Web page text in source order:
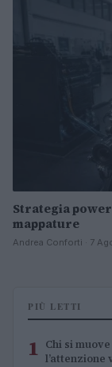
Strategia
mappature
Andrea Conforti · 7
PIÙ LETTI
1 Chi si
l’attenzione